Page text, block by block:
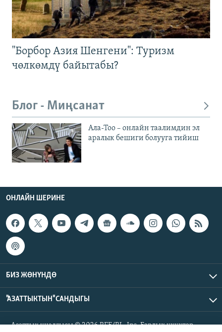
"Борбор Азия Шенгени": Туризм
чөлкөмдү байытабы?
Блог - Миңсанат
Ала-Тоо – онлайн таалимдин эл
аралык бешиги болууга тийиш
ОНЛАЙН ШЕРИНЕ
БИЗ ЖӨНҮНДӨ
"АЗАТТЫКТЫН" САНДЫГЫ
Азаттык үналгысы © 2026 RFE/RL, Inc. Бардык укуктар